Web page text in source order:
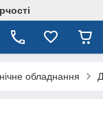
обладнання